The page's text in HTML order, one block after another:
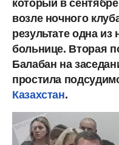
который в
возле ночного
результате одна из
больнице. Вторая
Балабан на
простила
Казахстан.